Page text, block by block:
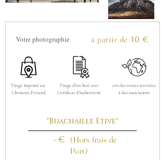
Votre photographie à partir de 30 €
Tirage imprimé sur
Clermont-Ferrand
Tirage d'Art livré avec
Certificat d'Authenticité
10% des ventes reversées
à des associations
"Buachaille Etive"
- € (Hors frais de
Port)